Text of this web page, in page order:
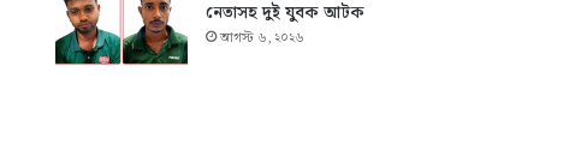
নেতাসহ দুই যুবক আটক
আগস্ট ৬, ২০২৬